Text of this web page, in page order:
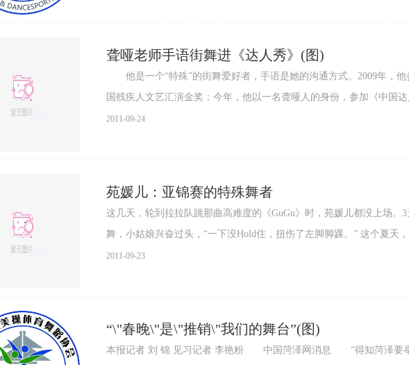
聋哑老师手语街舞进《达人秀》(图)
他是一个“特殊”的街舞爱好者，手语是她的沟通方式。2009年，他
国残疾人文艺汇演金奖；今年，他以一名聋哑人的身份，参加《中国
2011-09-24
苑媛儿：亚锦赛的特殊舞者
这几天，轮到拉拉队跳那曲高难度的《GuGu》时，苑媛儿都没上场。
舞，小姑娘兴奋过头，“
2011-09-23
“\"春晚\"是\"推销\"我们的舞台”(图)
本报记者 刘 锦 见习记者 李艳粉 中国菏泽网消息 “得知菏泽要举